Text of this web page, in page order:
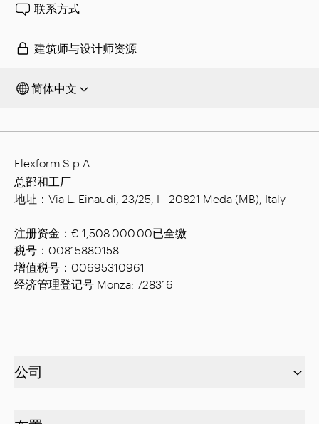
联系方式
建筑师与设计师资源
简体中文
Flexform S.p.A.
总部和工厂
地址：Via L. Einaudi, 23/25, I - 20821 Meda (MB), Italy
注册资金：€ 1,508.000.00已全缴
税号：00815880158
增值税号：00695310961
经济管理登记号 Monza: 728316
公司